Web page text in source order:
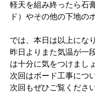
軽天を組み終ったら石
ド）やその他の下地の
では、本日は以上にな
昨日よりまた気温が一
は十分に気をつけまし
次回はボード工事につ
次回もぜひご覧ください